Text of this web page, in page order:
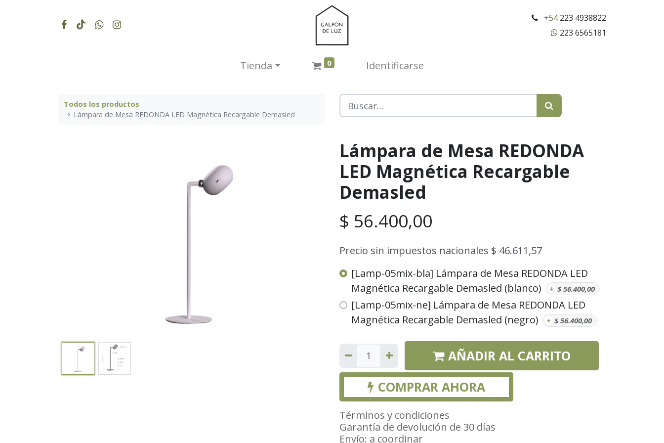
+54223 4938822
223 6565181
Tienda​ 0 Identificarse
Todos los productos
Lámpara de Mesa REDONDA LED Magnética Recargable Demasled
Lámpara de Mesa REDONDA
LED Magnética Recargable
Demasled
$ 56.400,00
Precio sin impuestos nacionales $ 46.611,57
[Lamp-05mix-bla] Lámpara de Mesa REDONDA LED
Magnética Recargable Demasled (blanco)
+ $ 56.400,00
[Lamp-05mix-ne] Lámpara de Mesa REDONDA LED
Magnética Recargable Demasled (negro)
+ $ 56.400,00
AÑADIR AL CARRITO
COMPRAR AHORA
Términos y condiciones
Garantía de devolución de 30 días
Envío: a coordinar